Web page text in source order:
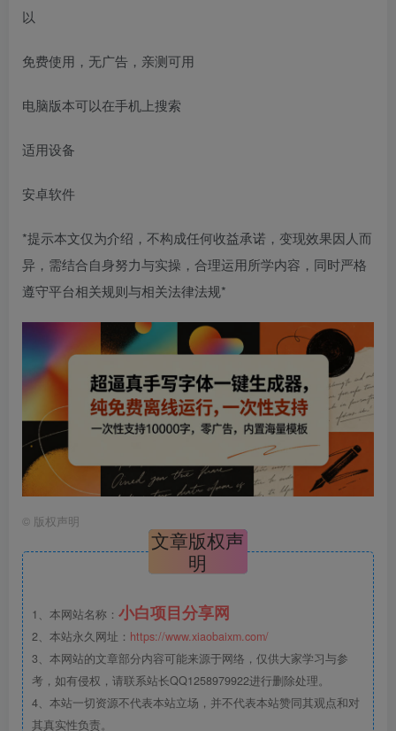
以
免费使用，无广告，亲测可用
电脑版本可以在手机上搜索
适用设备
安卓软件
*提示本文仅为介绍，不构成任何收益承诺，变现效果因人而
异，需结合自身努力与实操，合理运用所学内容，同时严格
遵守平台相关规则与相关法律法规*
© 版权声明
文章版权声
明
1、本网站名称： 小白项目分享网
2、本站永久网址： https://www.xiaobaixm.com/
3、本网站的文章部分内容可能来源于网络，仅供大家学习与参
考，如有侵权，请联系站长QQ1258979922进行删除处理。
4、本站一切资源不代表本站立场，并不代表本站赞同其观点和对
其真实性负责。